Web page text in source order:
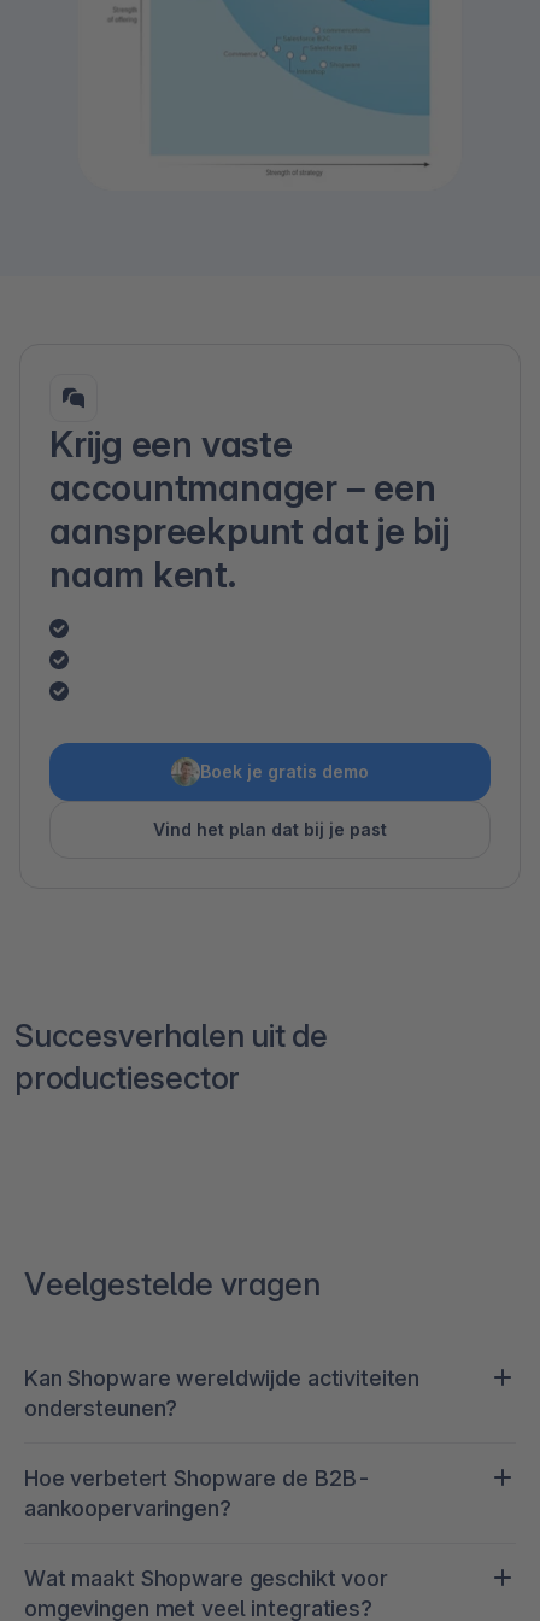
Krijg een vaste
accountmanager – een
aanspreekpunt dat je bij
naam kent.
Boek je gratis demo
Vind het plan dat bij je past
Succesverhalen uit de
productiesector
Veelgestelde vragen
Kan Shopware wereldwijde activiteiten
ondersteunen?
land- en meertalige configuraties met
gecentraliseerd beheer, zodat u moeiteloos kunt
controle te verliezen.
Hoe verbetert Shopware de B2B-
aankoopervaringen?
accountspecifieke prijzen, snel bestellen,
goedkeuringen en selfserviceportalen — waardoor
Wat maakt Shopware geschikt voor
omgevingen met veel integraties?